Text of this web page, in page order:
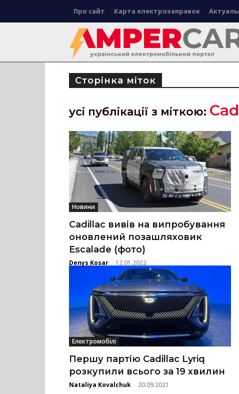
Про сайт Карта електрозаправок
Сторінка міток
усі публікації з міткою:
Новини
Cadillac вивів на випробування
оновлений позашляховик
Escalade (фото)
Denys Kosar - 12.01.2022
Електромобілі
Першу партію Cadillac Lyriq
розкупили всього за 19 хвилин
Nataliya Kovalchuk - 20.09.2021